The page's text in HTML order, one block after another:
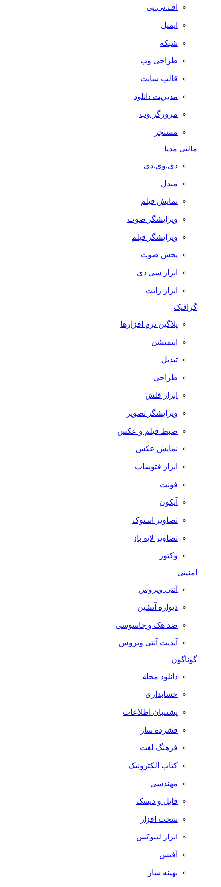
اف.تی.پی
ایمیل
شبکه
طراحی وب
قالب سایت
مدیریت دانلود
مرورگر وب
مسنجر
مالتی مدیا
دی.وی.دی
مبدل
نمایش فیلم
ویرایشگر صوت
ویرایشگر فیلم
پخش صوت
ابزار سی دی
ابزار رایت
گرافیک
پلاگین نرم افزارها
انیمیشن
تبدیل
طراحی
ابزار فلش
ویرایشگر تصویر
ضبط فيلم و عكس
نمایش عکس
ابزار فتوشاپ
فونت
آیکون
تصاویر استوک
تصاویر لایه باز
وکتور
امنیتی
آنتی ویروس
دیواره آتشین
ضد هک و جاسوسی
آپدیت آنتی ویروس
گوناگون
دانلود مجله
حسابداری
پشتیبان اطلاعات
فشرده ساز
فرهنگ لغت
کتاب الکترونیک
مهندسی
فایل و دیسک
سخت افزار
ابزار لینوکس
آفیس
بهینه ساز